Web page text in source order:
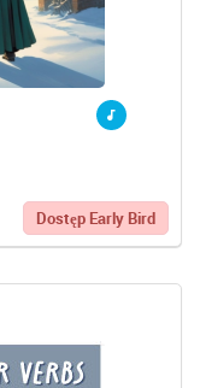
Dostęp Early Bird